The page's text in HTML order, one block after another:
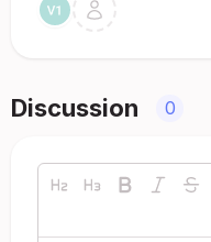
Discussion 0